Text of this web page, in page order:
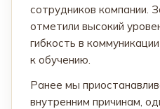
сотрудников компании.
отметили высокий
гибкость в
к обучению.
Ранее мы
внутренним причинам,